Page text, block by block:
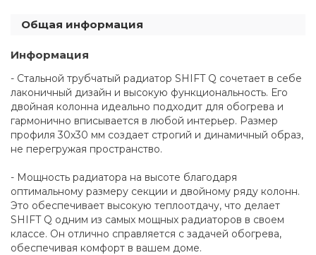
Общая информация
Информация
- Стальной трубчатый радиатор SHIFT Q сочетает в себе
лаконичный дизайн и высокую функциональность. Его
двойная колонна идеально подходит для обогрева и
гармонично вписывается в любой интерьер. Размер
профиля 30х30 мм создает строгий и динамичный образ,
не перегружая пространство.
- Мощность радиатора на высоте благодаря
оптимальному размеру секции и двойному ряду колонн.
Это обеспечивает высокую теплоотдачу, что делает
SHIFT Q одним из самых мощных радиаторов в своем
классе. Он отлично справляется с задачей обогрева,
обеспечивая комфорт в вашем доме.